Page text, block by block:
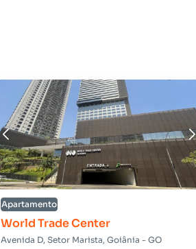
Apartamento
World Trade Center
Avenida D, Setor Marista, Goiânia - GO